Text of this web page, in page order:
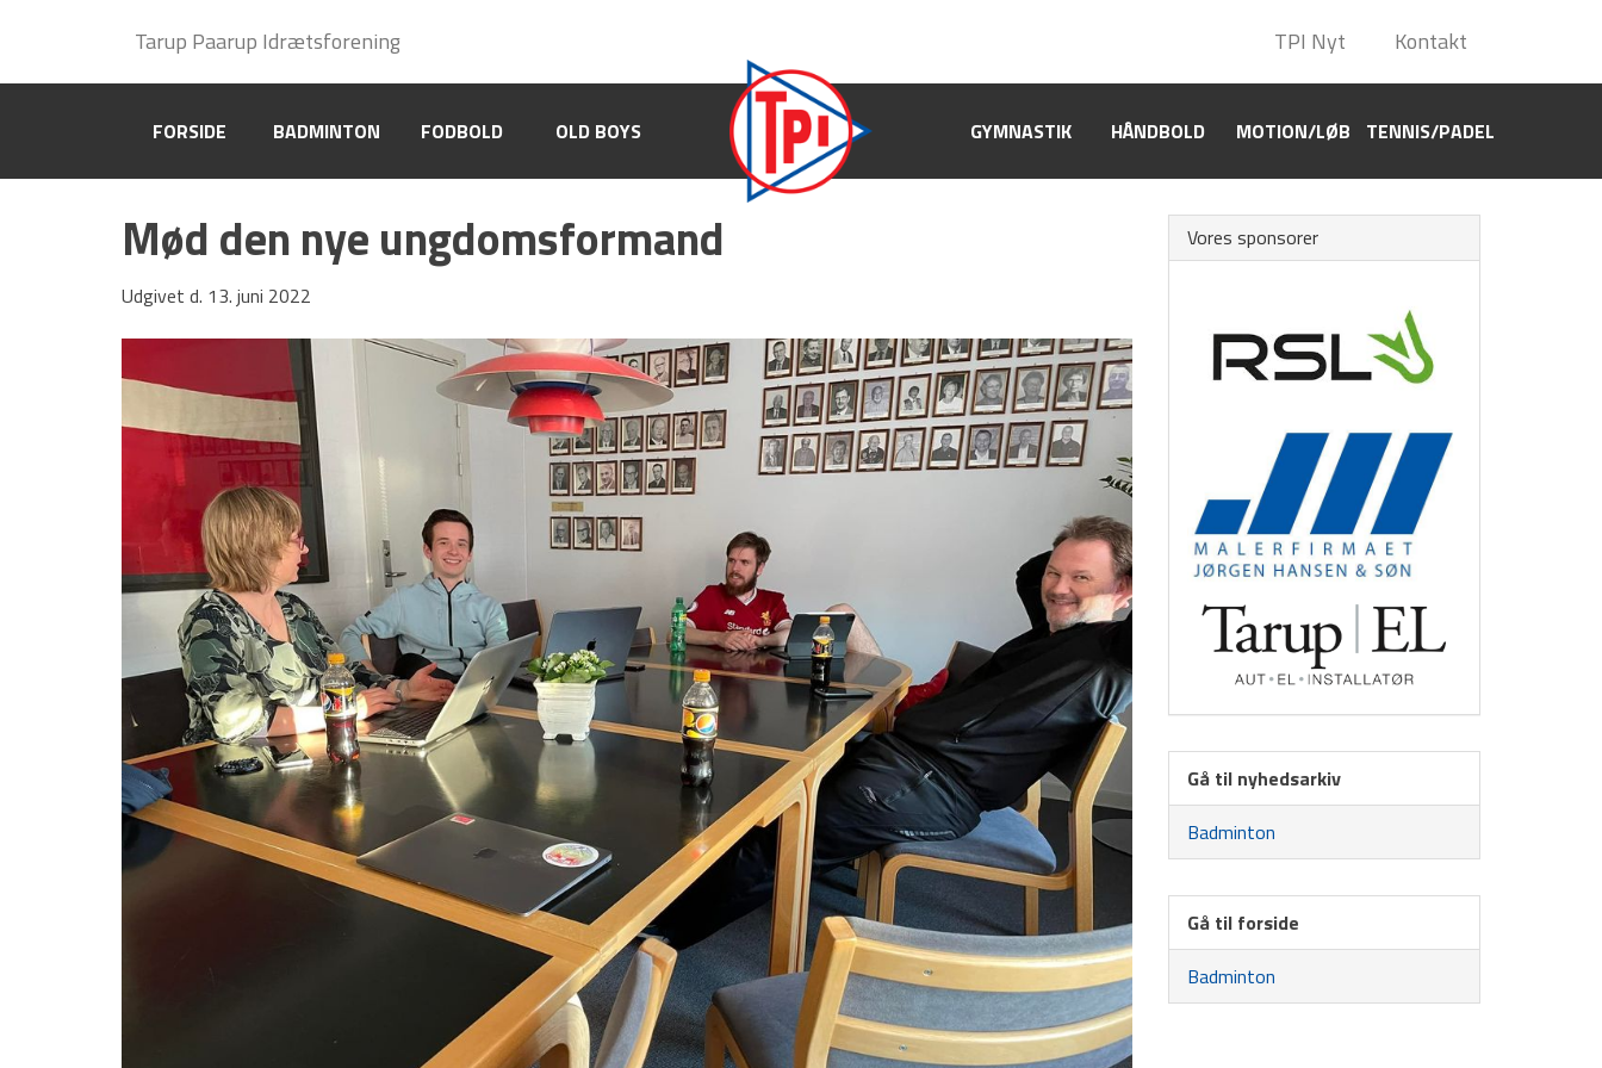
Tarup Paarup Idrætsforening TPI Nyt Kontakt
FORSIDE BADMINTON FODBOLD OLD BOYS GYMNASTIK HÅNDBOLD MOTION/LØB TENNIS/PADEL
Om TPI Badminton
Hovedafdeling Badminton
Tennis og Padel
TPI Nyt
Tarup Paarup Idrætsforening TPI Nyt Kontakt
FORSIDE BADMINTON FODBOLD OLD BOYS GYMNASTIK HÅNDBOLD MOTION/LØB TENNIS/PADEL
Mød den nye ungdomsformand
Udgivet d. 13. juni 2022
Vores sponsorer
Gå til nyhedsarkiv
Badminton
Gå til forside
Badminton